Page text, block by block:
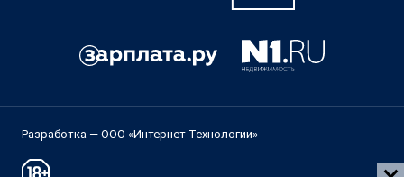
Разработка — ООО «Интернет Технологии»